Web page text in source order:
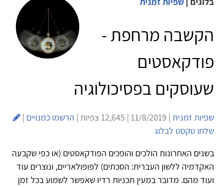
הקשבה מרחפת -
פודקאסטים
שעוסקים בפסיכולוגיה
שפיות זמנית | 11/8/2019 | 12,645 צפיות | הרשמו כמנויים |
שלחו טקסט לבלוג
בשנים האחרונות הולכים והופכים הפודקאסטים (או כפי שקבעה
האקדמיה ללשון העברית: הסכתים) לפופולאריים, ונוצרים עוד
ועוד מהם. מדובר במעין תכניות רדיו שאפשר לשמוע בכל זמן